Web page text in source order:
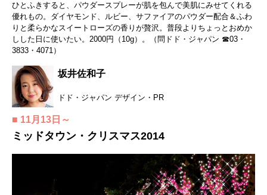
ひとふきすると、パウダースプレーが肌を包んで美肌にみせてくれる
優れもの。ダイヤモンド、ルビー、サファイアのパウダー配合＆ふわ
りと柔らかなスイートローズの香りが贅沢。普段よりちょっとおめか
しした日に使いたい。2000円（10g）。（問ドド・ジャパン ☎03・
3833・4071）
坂井佐和子
ドド・ジャパン デザイン・PR
■ 11月13日～
ミッドタウン・クリスマス2014